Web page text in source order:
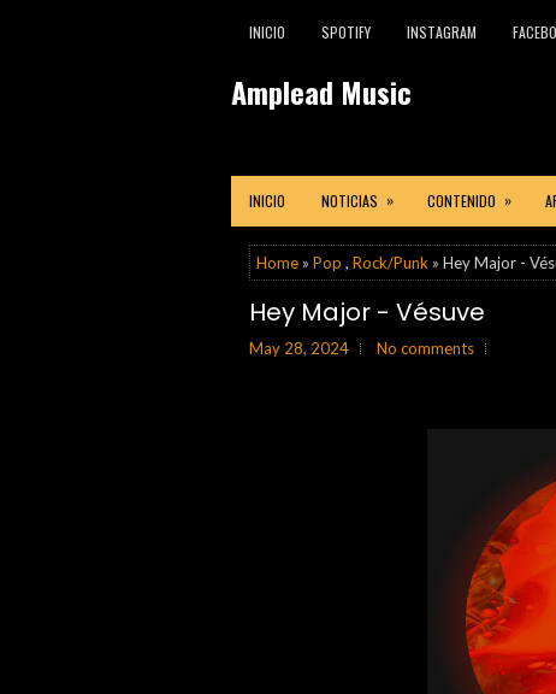
INICIO SPOTIFY INSTAGRAM
Amplead Music
INICIO NOTICIAS » CONTENIDO »
Home » Pop , Rock/Punk » Hey Major -
Hey Major - Vésuve
May 28, 2024 No comments